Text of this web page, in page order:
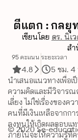
ตีแตก : กลยุ
เขียนโดย ดร. นิเ
ส
95 คะแนน
4.8
ระยะเวลา
5 ชม. 4
นำเสนอแนวทางเพื่อเ
ความคิดและมีวิจารณ
เลี่ยง ไม่ใช่เรื่องของ
คนที่มีเงินเหลือจากก
ลงทุนให้เกิดผลตอบแ
ภายในจะให้ความรู้ที่
© 2020 Se-